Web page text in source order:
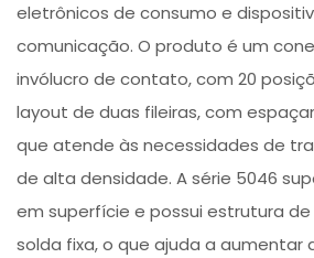
eletrônicos de consumo e
comunicação. O produto é um
invólucro de contato, com 20
layout de duas fileiras, com
que atende às necessidades de
de alta densidade. A série 5046
em superfície e possui estrutura
solda fixa, o que ajuda a aumentar